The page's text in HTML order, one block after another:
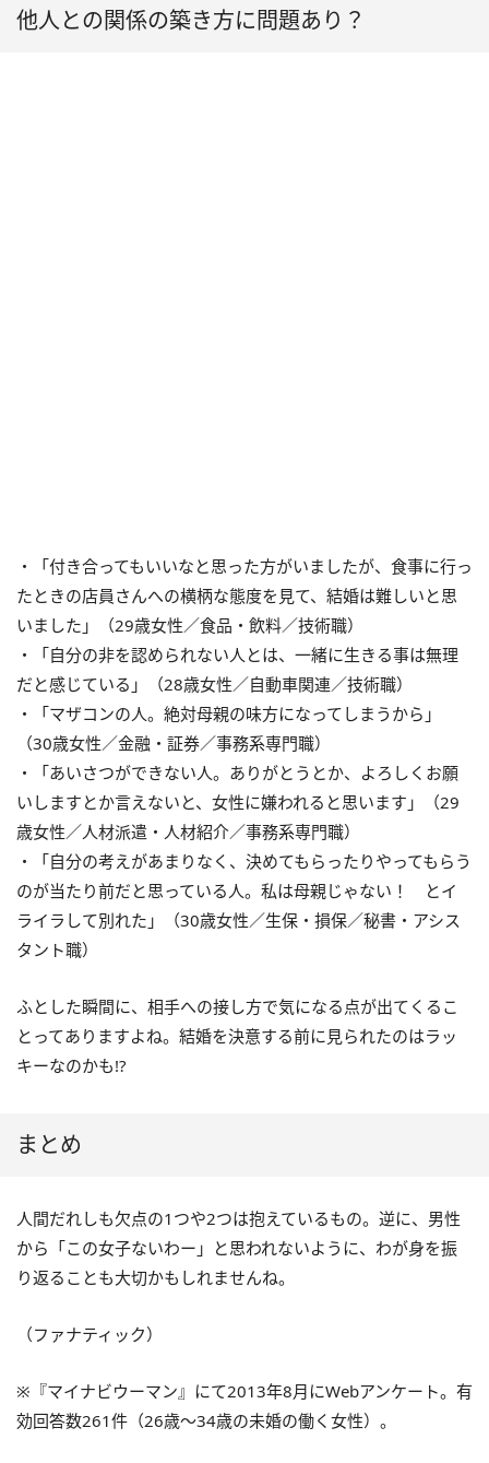
他人との関係の築き方に問題あり？
・「付き合ってもいいなと思った方がいましたが、食事に行っ
たときの店員さんへの横柄な態度を見て、結婚は難しいと思
いました」（29歳女性／食品・飲料／技術職）
・「自分の非を認められない人とは、一緒に生きる事は無理
だと感じている」（28歳女性／自動車関連／技術職）
・「マザコンの人。絶対母親の味方になってしまうから」
（30歳女性／金融・証券／事務系専門職）
・「あいさつができない人。ありがとうとか、よろしくお願
いしますとか言えないと、女性に嫌われると思います」（29
歳女性／人材派遣・人材紹介／事務系専門職）
・「自分の考えがあまりなく、決めてもらったりやってもらう
のが当たり前だと思っている人。私は母親じゃない！ とイ
ライラして別れた」（30歳女性／生保・損保／秘書・アシス
タント職）
ふとした瞬間に、相手への接し方で気になる点が出てくるこ
とってありますよね。結婚を決意する前に見られたのはラッ
キーなのかも!?
まとめ
人間だれしも欠点の1つや2つは抱えているもの。逆に、男性
から「この女子ないわー」と思われないように、わが身を振
り返ることも大切かもしれませんね。
（ファナティック）
※『マイナビウーマン』にて2013年8月にWebアンケート。有
効回答数261件（26歳～34歳の未婚の働く女性）。